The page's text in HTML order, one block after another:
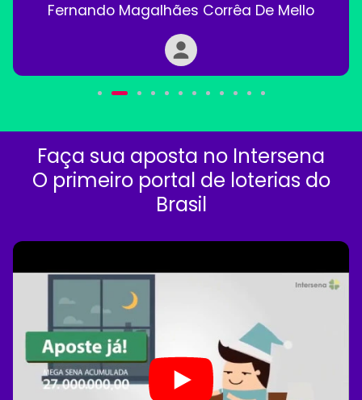
Fernando Magalhães Corrêa De Mello
Faça sua aposta no Intersena
O primeiro portal de loterias do
Brasil